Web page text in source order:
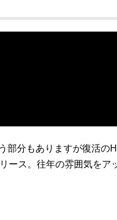
部分もありますが復活の
ース。往年の雰囲気をア